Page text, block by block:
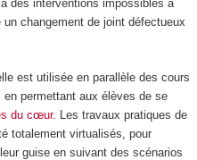
des interventions impossibles à
changement de joint défectueux
est utilisée en parallèle des cours
permettant aux élèves de se
du cœur. Les travaux pratiques de
totalement virtualisés, pour
guise en suivant des scénarios